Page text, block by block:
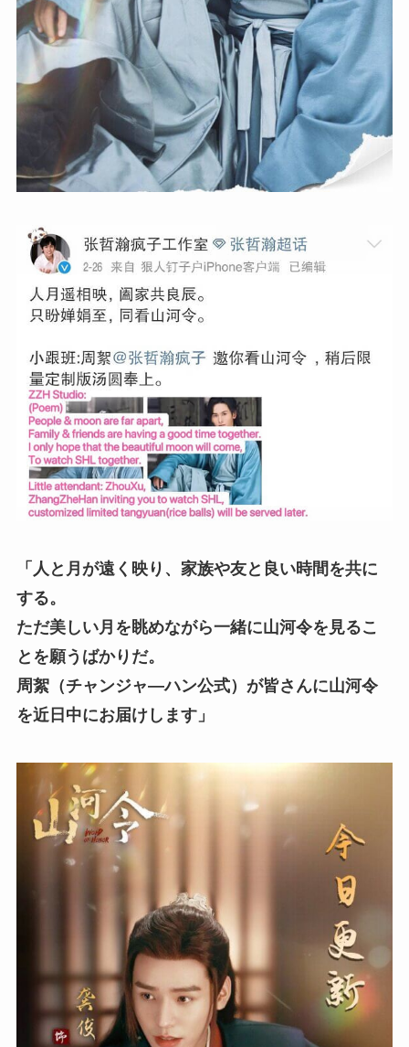
「人と月が遠く映り、家族や友と良い時間を共に
する。
ただ美しい月を眺めながら一緒に山河令を見るこ
とを願うばかりだ。
周絮（チャンジャ―ハン公式）が皆さんに山河令
を近日中にお届けします」